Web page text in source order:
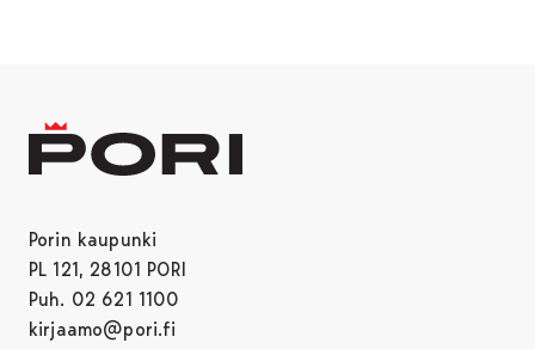
Porin kaupunki
PL 121, 28101 PORI
Puh. 02 621 1100
kirjaamo@pori.fi